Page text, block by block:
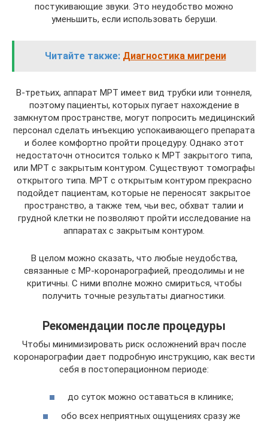
постукивающие звуки. Это неудобство можно
уменьшить, если использовать беруши.
Читайте также: Диагностика мигрени
В-третьих, аппарат МРТ имеет вид трубки или тоннеля,
поэтому пациенты, которых пугает нахождение в
замкнутом пространстве, могут попросить медицинский
персонал сделать инъекцию успокаивающего препарата
и более комфортно пройти процедуру. Однако этот
недостаточн относится только к МРТ закрытого типа,
или МРТ с закрытым контуром. Существуют томографы
открытого типа. МРТ с открытым контуром прекрасно
подойдет пациентам, которые не переносят закрытое
пространство, а также тем, чьи вес, обхват талии и
грудной клетки не позволяют пройти исследование на
аппаратах с закрытым контуром.
В целом можно сказать, что любые неудобства,
связанные с МР-коронарографией, преодолимы и не
критичны. С ними вполне можно смириться, чтобы
получить точные результаты диагностики.
Рекомендации после процедуры
Чтобы минимизировать риск осложнений врач после
коронарографии дает подробную инструкцию, как вести
себя в постоперационном периоде:
до суток можно оставаться в клинике;
обо всех неприятных ощущениях сразу же